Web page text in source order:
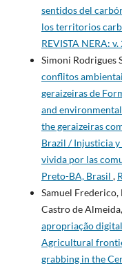
sentidos del
los territorios
REVISTA NERA:
Simoni Rodrigues
conflitos
geraizeiras de
and
the geraizeiras
Brazil / Injusticia
vivida por las
Preto-BA, Brasil ,
Samuel
Castro de Almeida,
apropriação
Agricultural
grabbing in the